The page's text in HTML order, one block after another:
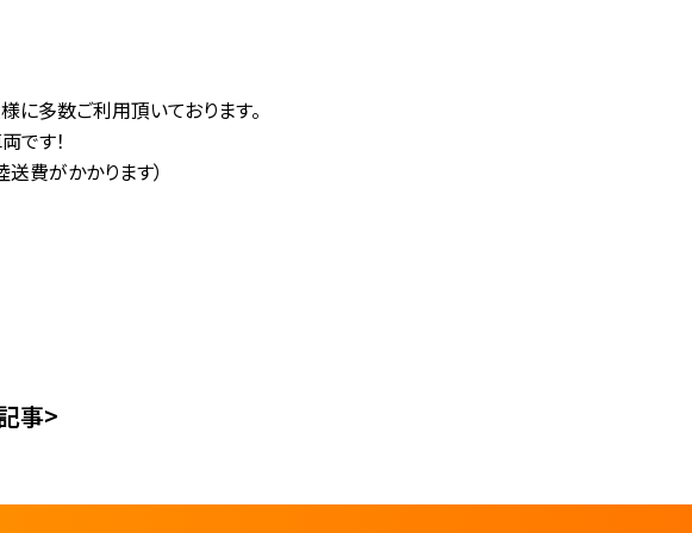
に多数ご利用頂いております。
です！
費がかかります）
事>